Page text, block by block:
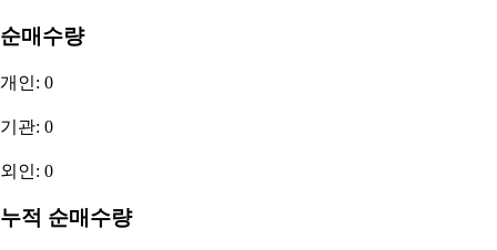
순매수량
개인: 0
기관: 0
외인: 0
누적 순매수량